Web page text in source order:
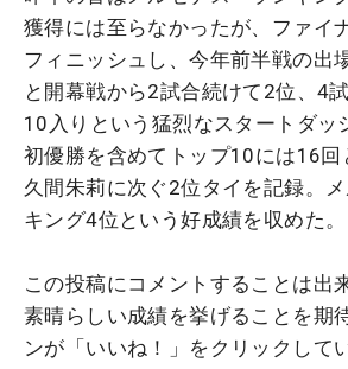
獲得には至らなかったが、ファイ
フィニッシュし、今年前半戦の出
と開幕戦から2試合続けて2位、4
10入りという猛烈なスタートダッ
初優勝を含めてトップ10には16
久間朱莉に次ぐ2位タイを記録。
キング4位という好成績を収めた。
この投稿にコメントすることは出
素晴らしい成績を挙げることを期
ンが「いいね！」をクリックして